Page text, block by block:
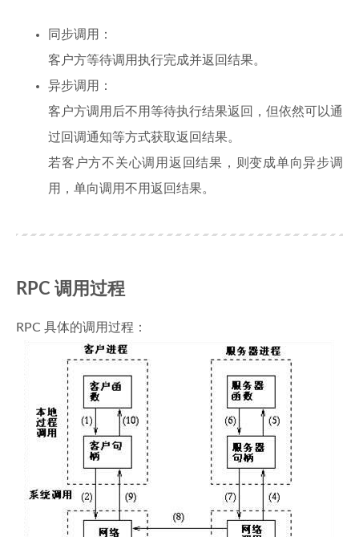
同步调用：
客户方等待调用执行完成并返回结果。
异步调用：
客户方调用后不用等待执行结果返回，但依然可以通
过回调通知等方式获取返回结果。
若客户方不关心调用返回结果，则变成单向异步调
用，单向调用不用返回结果。
RPC 调用过程
RPC 具体的调用过程：